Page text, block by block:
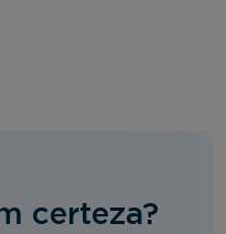
certeza?